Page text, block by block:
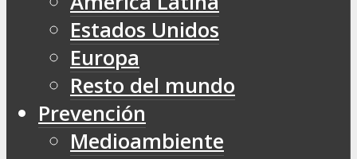
Estados Unidos
Europa
Resto del mundo
Prevención
Medioambiente